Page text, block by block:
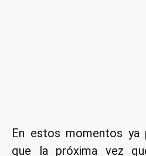
En estos momentos ya
que la próxima vez